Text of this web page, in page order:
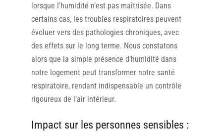
lorsque l’humidité n’est pas maîtrisée. Dans
certains cas, les troubles respiratoires peuvent
évoluer vers des pathologies chroniques, avec
des effets sur le long terme. Nous constatons
alors que la simple présence d’humidité dans
notre logement peut transformer notre santé
respiratoire, rendant indispensable un contrôle
rigoureux de l’air intérieur.
Impact sur les personnes sensibles :